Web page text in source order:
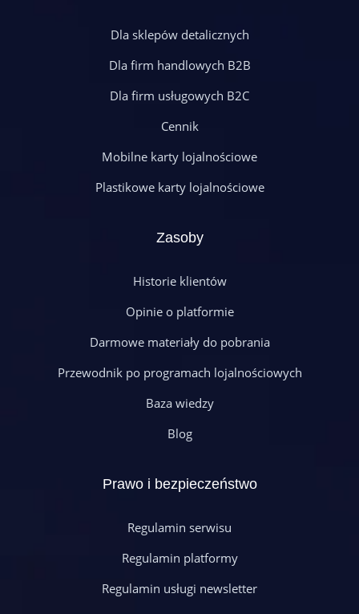
Dla sklepów detalicznych
Dla firm handlowych B2B
Dla firm usługowych B2C
Cennik
Mobilne karty lojalnościowe
Plastikowe karty lojalnościowe
Zasoby
Historie klientów
Opinie o platformie
Darmowe materiały do pobrania
Przewodnik po programach lojalnościowych
Baza wiedzy
Blog
Prawo i bezpieczeństwo
Regulamin serwisu
Regulamin platformy
Regulamin usługi newsletter